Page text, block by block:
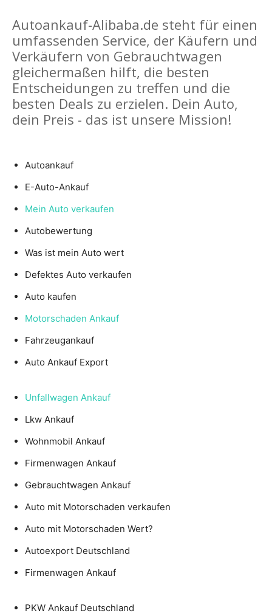
Autoankauf-Alibaba.de steht für einen
umfassenden Service, der Käufern und
Verkäufern von Gebrauchtwagen
gleichermaßen hilft, die besten
Entscheidungen zu treffen und die
besten Deals zu erzielen. Dein Auto,
dein Preis - das ist unsere Mission!
Autoankauf
E-Auto-Ankauf
Mein Auto verkaufen
Autobewertung
Was ist mein Auto wert
Defektes Auto verkaufen
Auto kaufen
Motorschaden Ankauf
Fahrzeugankauf
Auto Ankauf Export
Unfallwagen Ankauf
Lkw Ankauf
Wohnmobil Ankauf
Firmenwagen Ankauf
Gebrauchtwagen Ankauf
Auto mit Motorschaden verkaufen
Auto mit Motorschaden Wert?
Autoexport Deutschland
Firmenwagen Ankauf
PKW Ankauf Deutschland